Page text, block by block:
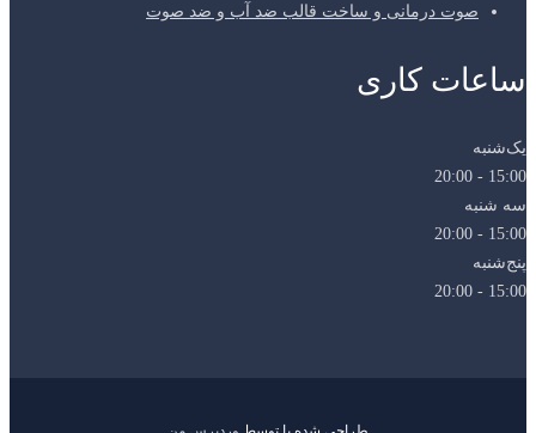
صوت درمانی و ساخت قالب ضد آب و ضد صوت
ساعات کاری
یک‌شنبه
15:00 - 20:00
سه شنبه
15:00 - 20:00
پنج‌شنبه
15:00 - 20:00